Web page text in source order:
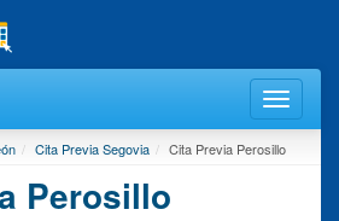
Cita Previa Segovia Cita Previa Perosillo
Perosillo